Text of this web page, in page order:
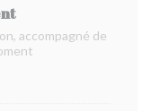
accompagné de